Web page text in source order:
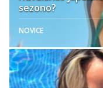
sezono?
NOVICE